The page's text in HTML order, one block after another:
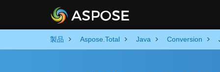
製品 Aspose.Total Java Conversion